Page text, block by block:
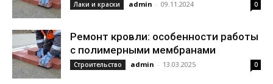
Лаки и краски admin - 09.11.2024 0
Ремонт кровли: особенности работы
с полимерными мембранами
Строительство admin - 13.03.2025 0